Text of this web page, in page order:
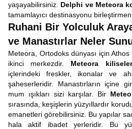
yaşayabilirsiniz. Delphi ve Meteora
tamamlayıcı destinasyonu
Ruhani Bir Yolculuk
ve Manastırlar Neler
Meteora, Ortodoks dünyası için
ikinci merkezdir. Meteora
içlerindeki freskler, ikonalar ve
şaheserleridir. Manastırların içine
mum ışıkları sizi karşılar. Bir
sırasında, keşişlerin yüzyıllardır
emanetleri görebilirsiniz. Bu yapılar
hala aktif ibadet yerleridir. Bu